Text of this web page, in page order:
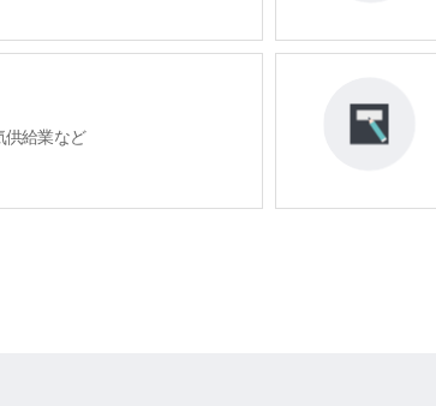
供給業など